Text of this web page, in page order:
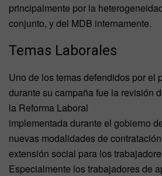
principalmente por la
conjunto, y del MDB internamente.
Temas Laborales
Uno de los temas defendidos por el
durante su campaña fue la revisión
la Reforma Laboral
implementada durante el gobierno
nuevas modalidades de
extensión social para los
Especialmente los trabajadores de